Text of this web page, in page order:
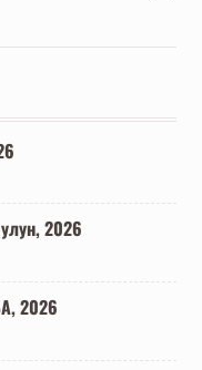
2026
2026